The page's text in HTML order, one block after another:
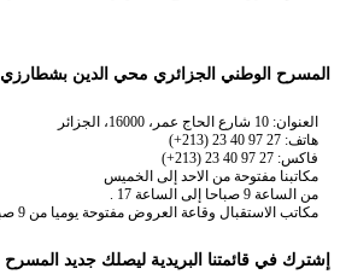
المسرح الوطني الجزائري محي الدين بشطارزي
العنوان: 10 شارع الحاج عمر، 16000، الجزائر
هاتف: 27 97 40 23 (213+)
فاكس: 27 97 40 23 (213+)
مكاتبنا مفتوحة من الاحد إلى الخميس
من الساعة 9 صباحا إلى الساعة 17 .
مكاتب الاستقبال وقاعة العروض مفتوحة يوميا من 9 صباحا إلى غاية نهاية العروض.
إشترك في قائمتنا البريدية ليصلك جديد المسرح